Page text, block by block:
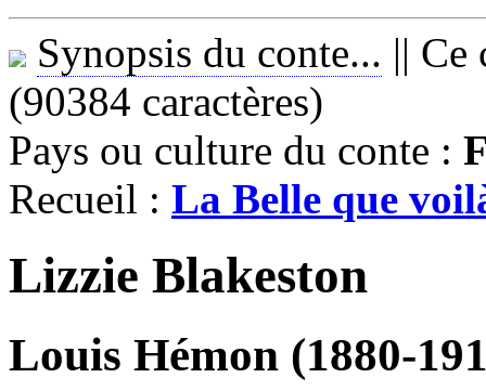
Synopsis du conte... || Ce
(90384 caractères)
Pays ou culture du conte :
Recueil : La Belle que
Lizzie Blakeston
Louis Hémon (1880-